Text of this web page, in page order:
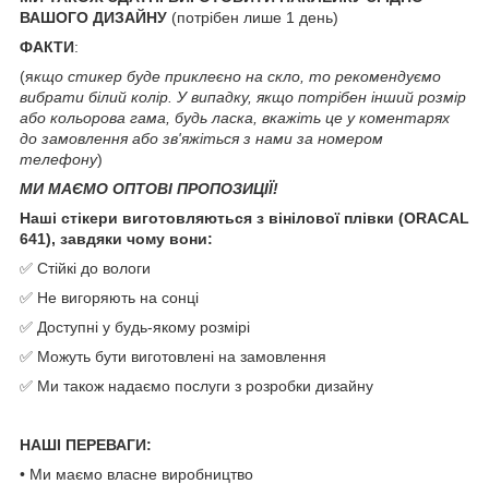
ВАШОГО ДИЗАЙНУ (потрібен лише 1 день)
ФАКТИ:
(якщо стикер буде приклеєно на скло, то рекомендуємо
вибрати білий колір. У випадку, якщо потрібен інший розмір
або кольорова гама, будь ласка, вкажіть це у коментарях
до замовлення або зв'яжіться з нами за номером
телефону)
МИ МАЄМО ОПТОВІ ПРОПОЗИЦІЇ!
Наші стікери виготовляються з вінілової плівки (ORACAL
641), завдяки чому вони:
✅ Стійкі до вологи
✅ Не вигоряють на сонці
✅ Доступні у будь-якому розмірі
✅ Можуть бути виготовлені на замовлення
✅ Ми також надаємо послуги з розробки дизайну
НАШІ ПЕРЕВАГИ:
• Ми маємо власне виробництво